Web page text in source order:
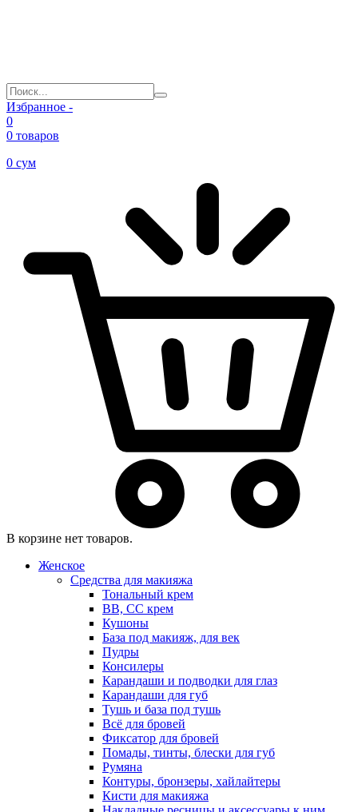
Избранное -
0
0 товаров
0 сум
В корзине нет товаров.
Женское
Средства для макияжа
Тональный крем
BB, CC крем
Кушоны
База под макияж, для век
Пудры
Консилеры
Карандаши и подводки для глаз
Карандаши для губ
Тушь и база под тушь
Всё для бровей
Фиксатор для бровей
Помады, тинты, блески для губ
Румяна
Контуры, бронзеры, хайлайтеры
Кисти для макияжа